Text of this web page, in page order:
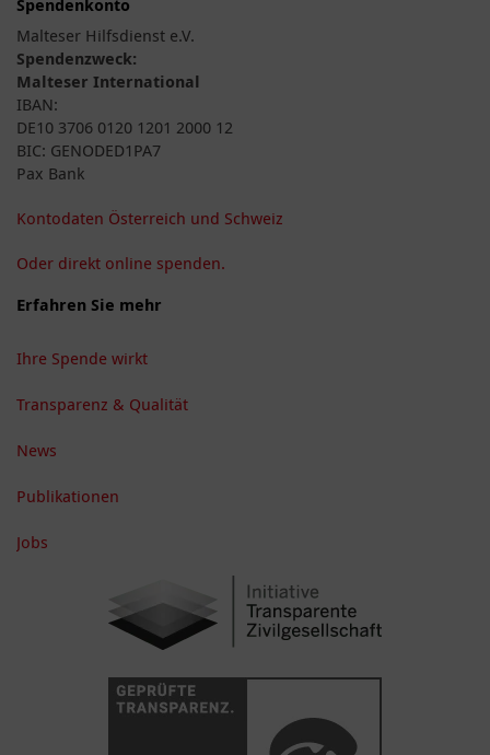
Malteser Hilfsdienst e.V.
Spendenzweck:
Malteser International
IBAN:
DE10 3706 0120 1201 2000 12
BIC: GENODED1PA7
Pax Bank
Kontodaten Österreich und Schweiz
Oder direkt online spenden.
Erfahren Sie mehr
Ihre Spende wirkt
Transparenz & Qualität
News
Publikationen
Jobs